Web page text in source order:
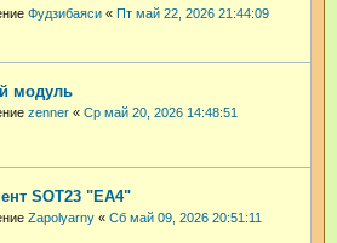
Фудзибаяси « Пт май 22, 2026 21:44:09
модуль
zenner « Ср май 20, 2026 14:48:51
SOT23 "EA4"
Zapolyarny « Сб май 09, 2026 20:51:11